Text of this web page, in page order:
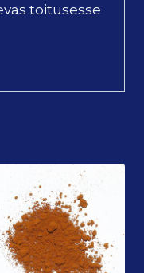
toitusesse